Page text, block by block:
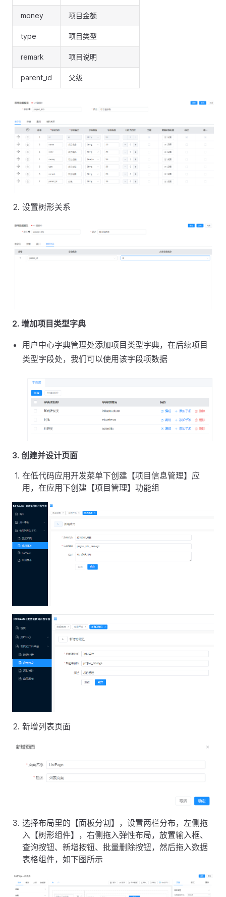
money 项目金额
type 项目类型
remark 项目说明
parent_id 父级
设置树形关系
2. 增加项目类型字典
用户中心字典管理处添加项目类型字典，在后续项目
类型字段处，我们可以使用该字段项数据
3. 创建并设计页面
在低代码应用开发菜单下创建【项目信息管理】应
用，在应用下创建【项目管理】功能组
新增列表页面
选择布局里的【面板分割】，设置两栏分布，左侧拖
入【树形组件】，右侧拖入弹性布局，放置输入框、
查询按钮、新增按钮、批量删除按钮，然后拖入数据
表格组件，如下图所示